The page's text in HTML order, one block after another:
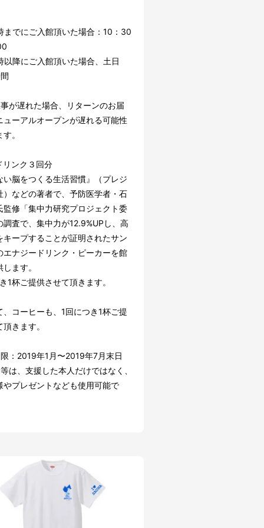
までにご入館頂いた場合：10：30
以降にご入館頂いた場合、土日
が遅れた場合、リターンのお届
ューアルオープンが遅れる可能性
。
ンク３回分
い脳をつくる生活習慣』（プレジ
）などの著者で、予防医学者・石
監修「集中力研究プロジェクト委
調査で、集中力が12.9%UPし、高
キープすることが証明されたサン
エナジードリンク・ピーカーを館
ます。
1杯ご提供させて頂きます。
、コーヒーも、1回につき1杯ご提
きます。
：2019年1月〜2019年7月末日
は、支援した本人だけではなく、
やプレゼントなども使用可能で